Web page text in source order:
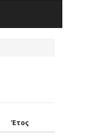
Έτος